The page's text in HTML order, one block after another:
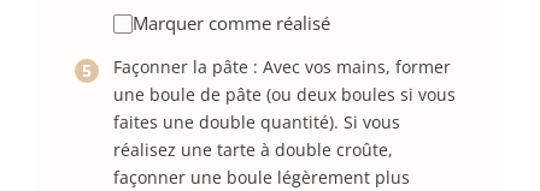
Marquer comme réalisé
Façonner la pâte : Avec vos mains, former
une boule de pâte (ou deux boules si vous
faites une double quantité). Si vous
réalisez une tarte à double croûte,
façonner une boule légèrement plus